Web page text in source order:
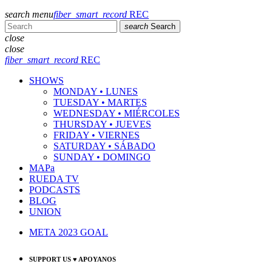
search menufiber_smart_record REC
search Search
close
close
fiber_smart_record REC
SHOWS
MONDAY • LUNES
TUESDAY • MARTES
WEDNESDAY • MIÉRCOLES
THURSDAY • JUEVES
FRIDAY • VIERNES
SATURDAY • SÁBADO
SUNDAY • DOMINGO
MAPa
RUEDA TV
PODCASTS
BLOG
UNION
META 2023 GOAL
SUPPORT US ♥ APOYANOS